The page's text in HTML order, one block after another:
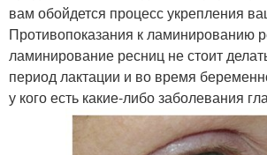
вам обойдется процесс укрепления
Противопоказания к ламинированию
ламинирование ресниц не стоит
период лактации и во время
у кого есть какие-либо заболевания